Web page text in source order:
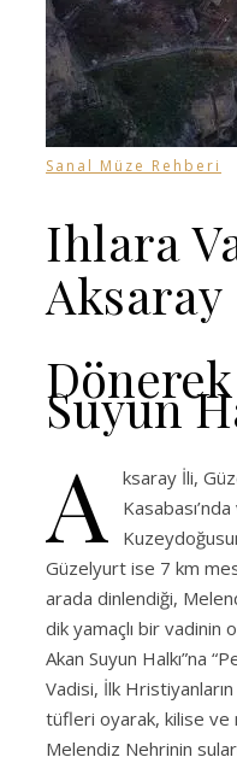
Sanal Müze Rehberi
Ihlara
Aksaray
Suyun
A
ksaray İli,
Kasabası’nda
Güzelyurt ise 7 km
arada dinlendiği,
dik yamaçlı bir vadinin
Akan Suyun Halkı”na
Vadisi, İlk
tüfleri oyarak, kilise ve
Melendiz Nehrinin